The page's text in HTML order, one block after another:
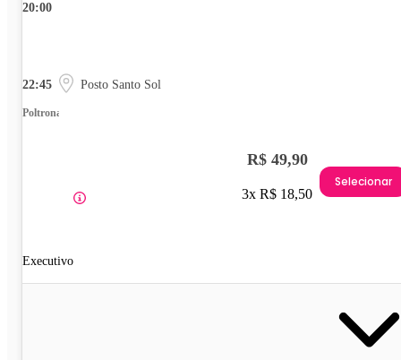
20:00
22:45 Posto Santo Sol
Poltrona
Executivo
R$ 49,90
3x R$ 18,50
Selecionar